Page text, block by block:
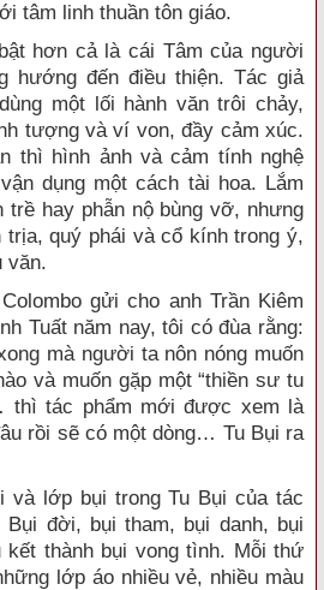
tâm linh thuần tôn giáo.
hơn cả là cái Tâm của người
hướng đến điều thiện. Tác giả
một lối hành văn trôi chảy,
tượng và ví von, đầy cảm xúc.
thì hình ảnh và cảm tính nghệ
dụng một cách tài hoa. Lắm
trề hay phẫn nộ bùng vỡ, nhưng
quý phái và cổ kính trong ý,
văn.
gửi cho anh Trần Kiêm
Tuất năm nay, tôi có đùa rằng:
mà người ta nôn nóng muốn
và muốn gặp một “thiền sư tu
thì tác phẩm mới được xem là
rồi sẽ có một dòng… Tu Bụi ra
và lớp bụi trong Tu Bụi của tác
đời, bụi tham, bụi danh, bụi
thành bụi vong tình. Mỗi thứ
lớp áo nhiều vẻ, nhiều màu